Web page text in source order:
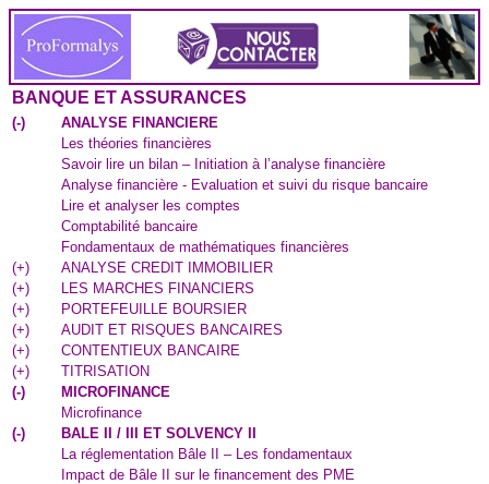
BANQUE ET ASSURANCES
(-)
ANALYSE FINANCIERE
Les théories financières
Savoir lire un bilan – Initiation à l’analyse financière
Analyse financière - Evaluation et suivi du risque bancaire
Lire et analyser les comptes
Comptabilité bancaire
Fondamentaux de mathématiques financières
(+)
ANALYSE CREDIT IMMOBILIER
(+)
LES MARCHES FINANCIERS
(+)
PORTEFEUILLE BOURSIER
(+)
AUDIT ET RISQUES BANCAIRES
(+)
CONTENTIEUX BANCAIRE
(+)
TITRISATION
(-)
MICROFINANCE
Microfinance
(-)
BALE II / III ET SOLVENCY II
La réglementation Bâle II – Les fondamentaux
Impact de Bâle II sur le financement des PME